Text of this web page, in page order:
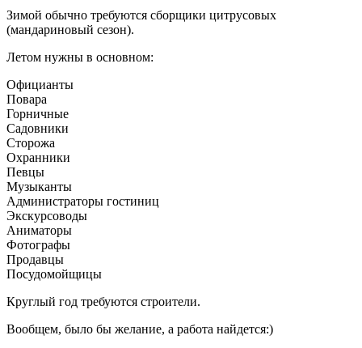
Зимой обычно требуются сборщики цитрусовых
(мандариновый сезон).
Летом нужны в основном:
Официанты
Повара
Горничные
Садовники
Сторожа
Охранники
Певцы
Музыканты
Администраторы гостиниц
Экскурсоводы
Аниматоры
Фотографы
Продавцы
Посудомойщицы
Круглый год требуются строители.
Вообщем, было бы желание, а работа найдется:)